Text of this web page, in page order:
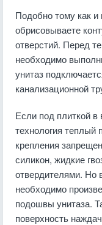
Подобно тому как
обрисовываете
отверстий. Перед
необходимо
унитаз
канализационной
Если под плиткой в
технология теплый
крепления
силикон, жидкие
отвердителями. Но
необходимо
подошвы унитаза.
поверхность